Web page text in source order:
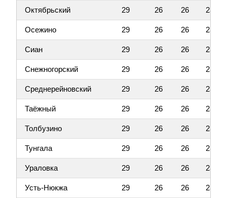
Октябрьский 29 26 26 23
Осежино 29 26 26 23
Сиан 29 26 26 23
Снежногорский 29 26 26 23
Среднерейновский 29 26 26 23
Таёжный 29 26 26 23
Толбузино 29 26 26 23
Тунгала 29 26 26 23
Ураловка 29 26 26 23
Усть-Нюкжа 29 26 26 23